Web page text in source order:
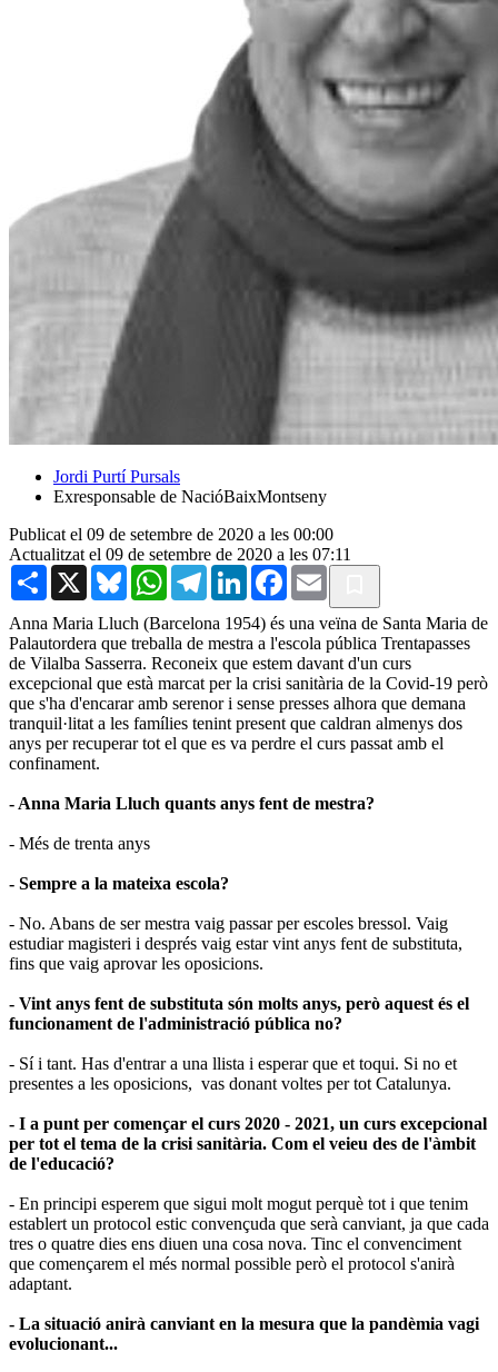
Jordi Purtí Pursals
Exresponsable de NacióBaixMontseny
Publicat el 09 de setembre de 2020 a les 00:00
Actualitzat el 09 de setembre de 2020 a les 07:11
Share X BlueskyWhatsAppTelegramLinkedInFacebook
Email
Anna Maria Lluch (Barcelona 1954) és una veïna de Santa Maria de
Palautordera que treballa de mestra a l'escola pública Trentapasses
de Vilalba Sasserra. Reconeix que estem davant d'un curs
excepcional que està marcat per la crisi sanitària de la Covid-19 però
que s'ha d'encarar amb serenor i sense presses alhora que demana
tranquil·litat a les famílies tenint present que caldran almenys dos
anys per recuperar tot el que es va perdre el curs passat amb el
confinament.
- Anna Maria Lluch quants anys fent de mestra?
- Més de trenta anys
- Sempre a la mateixa escola?
- No. Abans de ser mestra vaig passar per escoles bressol. Vaig
estudiar magisteri i després vaig estar vint anys fent de substituta,
fins que vaig aprovar les oposicions.
- Vint anys fent de substituta són molts anys, però aquest és el
funcionament de l'administració pública no?
- Sí i tant. Has d'entrar a una llista i esperar que et toqui. Si no et
presentes a les oposicions, vas donant voltes per tot Catalunya.
- I a punt per començar el curs 2020 - 2021, un curs excepcional
per tot el tema de la crisi sanitària. Com el veieu des de l'àmbit
de l'educació?
- En principi esperem que sigui molt mogut perquè tot i que tenim
establert un protocol estic convençuda que serà canviant, ja que cada
tres o quatre dies ens diuen una cosa nova. Tinc el convenciment
que començarem el més normal possible però el protocol s'anirà
adaptant.
- La situació anirà canviant en la mesura que la pandèmia vagi
evolucionant...